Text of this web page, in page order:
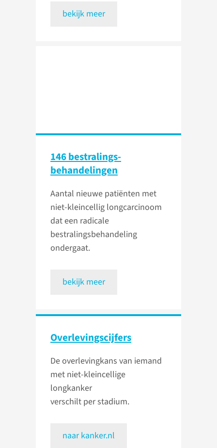
bekijk meer
146 bestralings­
behandelingen
Aantal nieuwe patiënten met
niet-kleincellig longcarcinoom
dat een radicale
bestralingsbehandeling
ondergaat.
bekijk meer
Overlevingscijfers
De overlevingkans van iemand
met niet-kleincellige
longkanker
verschilt per stadium.
naar kanker.nl